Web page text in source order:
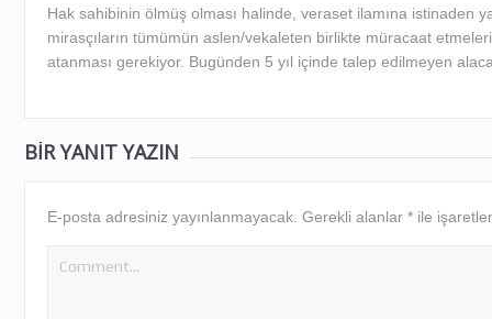
Hak sahibinin ölmüş olması halinde, veraset ilamına istinaden
mirasçıların tümümün aslen/vekaleten birlikte müracaat
atanması gerekiyor. Bugünden 5 yıl içinde talep edilmeyen
BIR YANIT YAZIN
E-posta adresiniz yayınlanmayacak. Gerekli alanlar * ile